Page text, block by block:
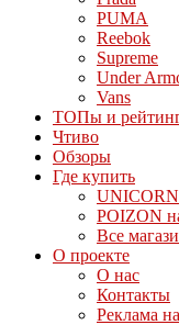
PUMA
Reebok
Supreme
Under
Vans
ТОПы и
Чтиво
Обзоры
Где купить
UNICORN
POIZON
Все
О проекте
О нас
Контакты
Реклама